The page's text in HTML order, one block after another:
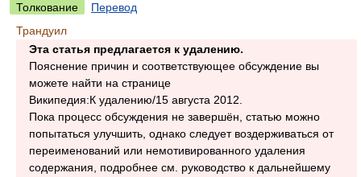
Толкование
Перевод
Трандуил
Эта статья предлагается к удалению.
Пояснение причин и соответствующее обсуждение вы
можете найти на странице
Википедия:К удалению/15 августа 2012.
Пока процесс обсуждения не завершён, статью можно
попытаться улучшить, однако следует воздерживаться от
переименований или немотивированного удаления
содержания, подробнее см. руководство к дальнейшему